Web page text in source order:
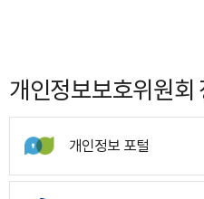
개인정보보호위원회
개인정보 포털